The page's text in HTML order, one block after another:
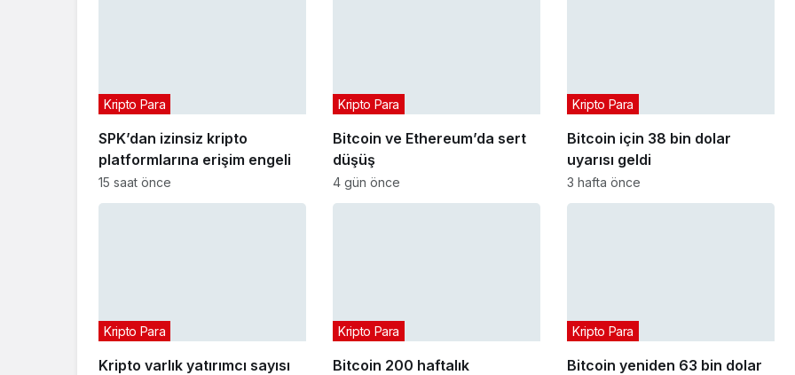
SPK’dan izinsiz kripto
platformlarına erişim engeli
Kripto Para
15 saat önce
Bitcoin ve Ethereum’da sert
düşüş
Kripto Para
4 gün önce
Bitcoin için 38 bin dolar
uyarısı geldi
Kripto Para
3 hafta önce
Kripto varlık yatırımcı sayısı
Kripto Para
Bitcoin 200 haftalık
Kripto Para
Bitcoin yeniden 63 bin dolar
Kripto Para